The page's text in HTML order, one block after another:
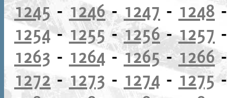
1245- 1246- 1247 - 1248
1254- 1255-1256-1257
1263 - 1264-1265-1266
1272- 1273 - 1274 - 1275